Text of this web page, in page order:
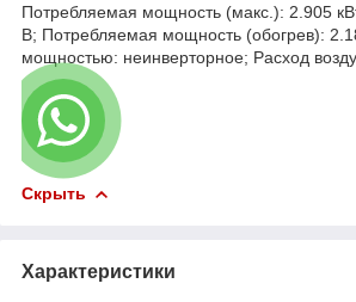
Потребляемая мощность (макс.): 2.905
В; Потребляемая мощность (обогрев):
мощностью: неинверторное; Расход
Скрыть
Характеристики